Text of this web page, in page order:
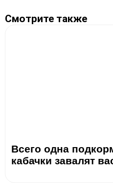
Смотрите также
Всего одна
кабачки завалят